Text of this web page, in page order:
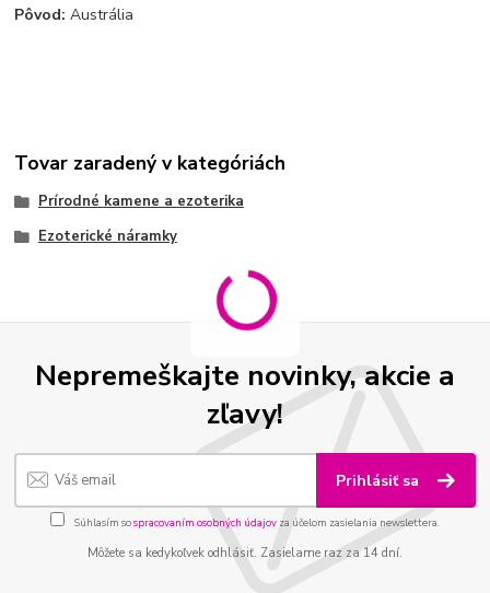
Pôvod: Austrália
Tovar zaradený v kategóriách
Prírodné kamene a ezoterika
Ezoterické náramky
Nepremeškajte novinky, akcie a
zľavy!
Prihlásiť sa
Súhlasím sospracovaním osobných údajov za účelom zasielania newslettera.
Môžete sa kedykoľvek odhlásiť. Zasielame raz za 14 dní.